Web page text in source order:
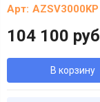
Арт: AZSV3000KP
104 100 руб
В корзину